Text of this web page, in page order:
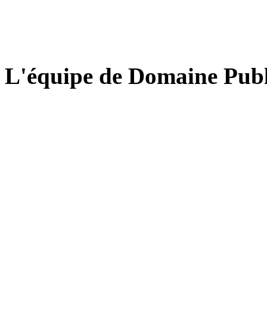
L'équipe de Domaine